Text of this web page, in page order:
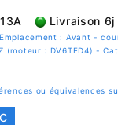
Livraison 6j
: Avant -
(moteur : DV6TED4) -
ou équivalences